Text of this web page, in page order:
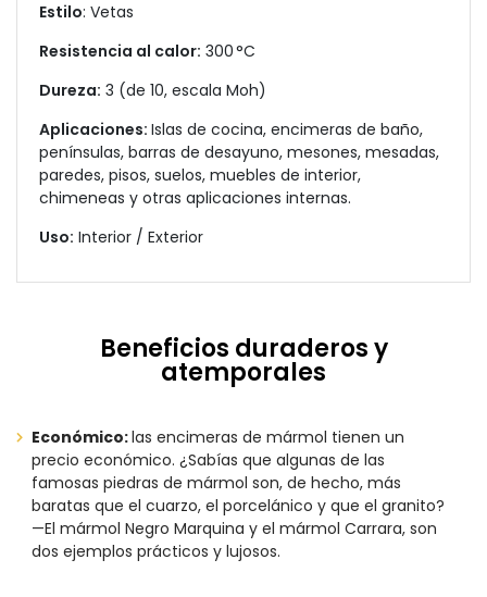
Estilo: Vetas
Resistencia al calor: 300 °C
Dureza: 3 (de 10, escala Moh)
Aplicaciones: Islas de cocina, encimeras de baño,
penínsulas, barras de desayuno, mesones, mesadas,
paredes, pisos, suelos, muebles de interior,
chimeneas y otras aplicaciones internas.
Uso: Interior / Exterior
Beneficios duraderos y
atemporales
Económico:las encimeras de mármol tienen un
precio económico. ¿Sabías que algunas de las
famosas piedras de mármol son, de hecho, más
baratas que el cuarzo, el porcelánico y que el granito?
—El mármol Negro Marquina y el mármol Carrara, son
dos ejemplos prácticos y lujosos.